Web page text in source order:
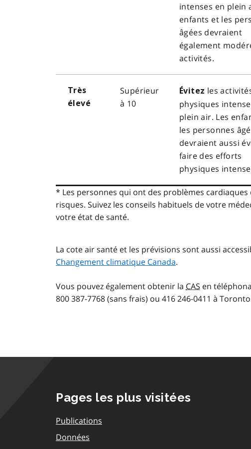
intenses en plein
enfants et les
âgées devraient
également
activités.
Très
élevé
Supérieur
à 10
Évitez les
physiques
plein air. Les
les personnes
devraient aussi
faire des efforts
physiques
* Les personnes qui ont des problèmes
risques. Suivez les conseils habituels de votre
votre état de santé.
La cote air santé et les prévisions sont aussi
Changement climatique Canada.
Vous pouvez également obtenir la CAS en
800 387-7768 (sans frais) ou 416 246-0411 à
Pages les plus visitées
Publications
Données